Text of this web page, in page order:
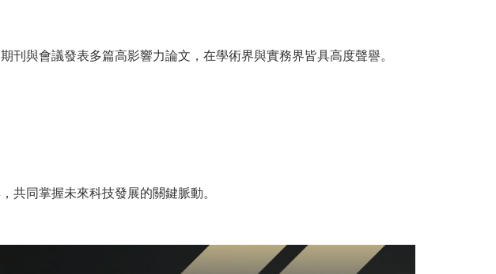
刊與會議發表多篇高影響力論文，在學術界與實務界皆具高度聲譽。
共同掌握未來科技發展的關鍵脈動。